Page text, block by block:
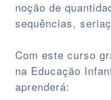
noção de
sequências,
Com este curso
na Educação
aprenderá: